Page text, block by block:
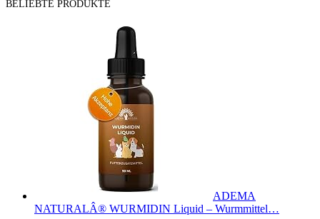
BELIEBTE PRODUKTE
ADEMA
NATURALÂ® WURMIDIN Liquid – Wurmmittel…